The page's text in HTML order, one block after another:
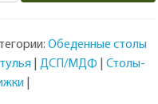
Обеденные столы
ДСП/МДФ
Столы-